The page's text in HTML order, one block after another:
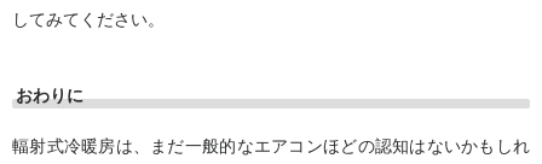
してみてください。
おわりに
輻射式冷暖房は、まだ一般的なエアコンほどの認知はないかもしれ